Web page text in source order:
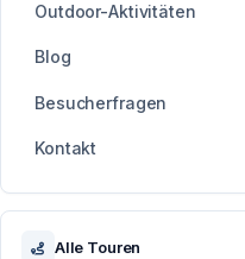
Outdoor-Aktivitäten
Blog
Besucherfragen
Kontakt
Alle Touren